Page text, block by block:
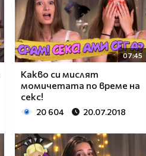
07:45
Какво си мислят
момичетата по време на
секс!
20 604 20.07.2018